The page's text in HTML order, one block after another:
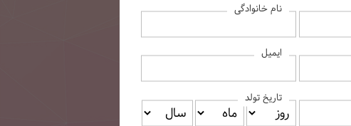
بزنید.
نام خانوادگی
ایمیل
تاریخ تولد